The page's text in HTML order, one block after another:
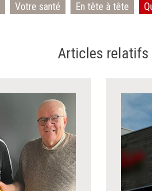
Votre santé En tête à tête
Articles relatifs